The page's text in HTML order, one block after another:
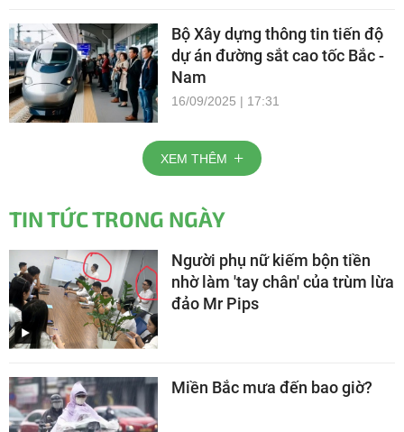
Bộ Xây dựng thông tin tiến độ
dự án đường sắt cao tốc Bắc -
Nam
16/09/2025 | 17:31
XEM THÊM
TIN TỨC TRONG NGÀY
Người phụ nữ kiếm bộn tiền
nhờ làm 'tay chân' của trùm lừa
đảo Mr Pips
Miền Bắc mưa đến bao giờ?